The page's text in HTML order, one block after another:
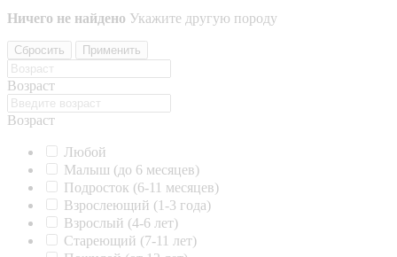
Ничего не найдено Укажите другую породу
Сбросить Применить
Возраст
Возраст
Любой
Малыш (до 6 месяцев)
Подросток (6-11 месяцев)
Взрослеющий (1-3 года)
Взрослый (4-6 лет)
Стареющий (7-11 лет)